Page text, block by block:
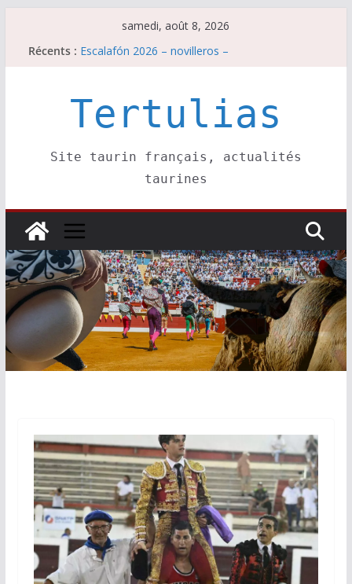
samedi, août 8, 2026
Récents : Escalafón 2026 – novilleros –
Les brèves du vendredi 7 août
Escalafón 2026 – matadors de toros-
Tertulias
Site taurin français, actualités
taurines